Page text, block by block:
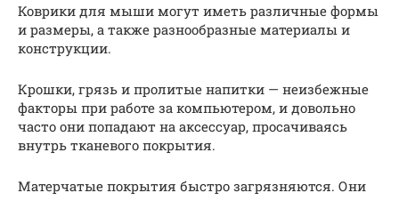
Коврики для мыши могут иметь различные формы
и размеры, а также разнообразные материалы и
конструкции.
Крошки, грязь и пролитые напитки — неизбежные
факторы при работе за компьютером, и довольно
часто они попадают на аксессуар, просачиваясь
внутрь тканевого покрытия.
Матерчатые покрытия быстро загрязняются. Они